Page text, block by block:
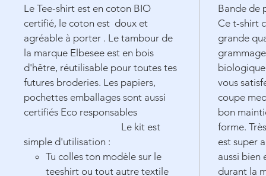
Le Tee-shirt est en coton BIO
certifié, le coton est doux et
agréable à porter . Le tambour de
la marque Elbesee est en bois
d'hêtre, réutilisable pour toutes tes
futures broderies. Les papiers,
pochettes emballages sont aussi
certifiés Eco responsables
Le kit est
simple d'utilisation :
Tu colles ton modèle sur le
teeshirt ou tout autre textile
Bande de
Ce t-shirt
grande
vous
coupe
bon
forme.
est super
aussi bien
durant la